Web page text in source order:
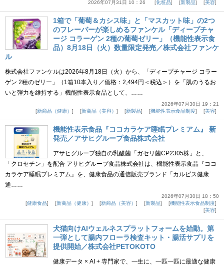
2026年07月31日 10：26 化粧品 新製品 美容
1箱で「葡萄＆カシス味」と「マスカット味」の2つ
のフレーバーが楽しめるファンケル「ディープチャ
ージ コラーゲン 2種の葡萄ゼリー」（機能性表示食
品）8月18日（火）数量限定発売／株式会社ファンケ
ル
株式会社ファンケルは2026年8月18日（火）から、「ディープチャージ コラー
ゲン 2種のゼリー」（1箱10本入り／価格：2,494円＜税込＞）を「肌のうるお
いと弾力を維持する」機能性表示食品として、……
2026年07月30日 19：21
新商品（健康）
新商品（美容） 新製品 機能性表示食品制度 美容
機能性表示食品『ココカラケア睡眠プレミアム』 新
発売／アサヒグループ食品株式会社
アサヒグループ独自の乳酸菌「ガセリ菌CP2305株」と、
「クロセチン」を配合 アサヒグループ食品株式会社は、機能性表示食品『ココ
カラケア睡眠プレミアム』を、健康食品の通信販売ブランド「カルピス健康
通……
2026年07月30日 18：50
健康食品
新商品（健康） 新商品（美容） 新製品
機能性表示食品制度
美容
犬猫向けAIウェルネスプラットフォームを始動。第
一弾として腸内フローラ検査キット・腸活サプリを
提供開始／株式会社PETOKOTO
健康データ × AI + 専門家で、一生に、一匹一匹に最適な健康